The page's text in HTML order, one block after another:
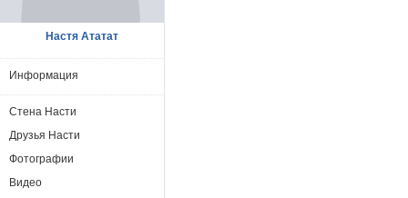
Настя Ататат
Информация
Стена Насти
Друзья Насти
Фотографии
Видео